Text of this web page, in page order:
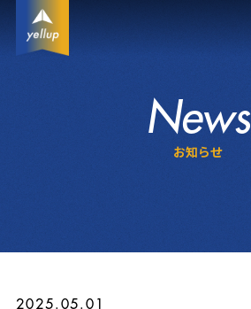
News
お知らせ
2025.05.01